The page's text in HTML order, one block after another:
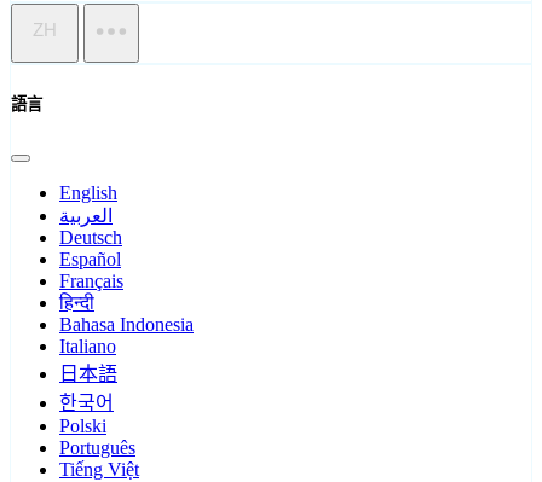
ZH
語言
English
العربية
Deutsch
Español
Français
हिन्दी
Bahasa Indonesia
Italiano
日本語
한국어
Polski
Português
Tiếng Việt